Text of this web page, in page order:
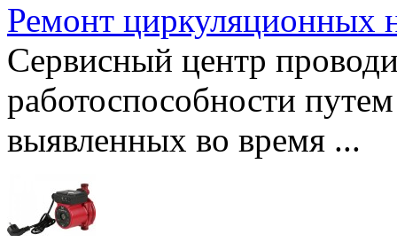
Ремонт циркуляционных
Сервисный центр
работоспособности
выявленных во время ...